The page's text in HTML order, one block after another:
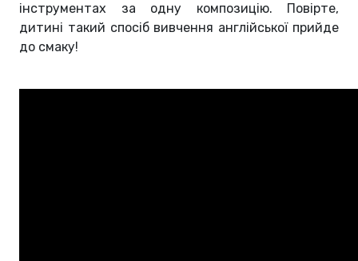
інструментах за одну композицію. Повірте,
дитині такий спосіб вивчення англійської прийде
до смаку!